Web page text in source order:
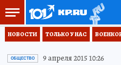
НОВОСТИ ТОЛЬКО У НАС
ОБЩЕСТВО 9 апреля 2015 10:26